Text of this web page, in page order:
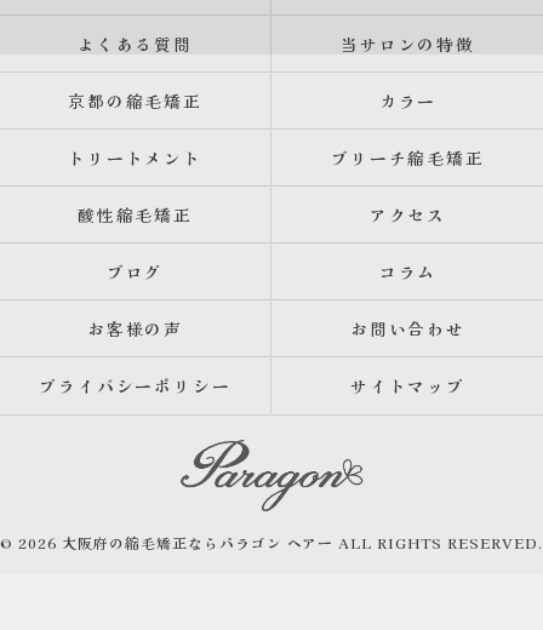
よくある質問 当サロンの特徴
京都の縮毛矯正 カラー
トリートメント ブリーチ縮毛矯正
酸性縮毛矯正 アクセス
ブログ コラム
お客様の声 お問い合わせ
プライバシーポリシー サイトマップ
© 2026 大阪府の縮毛矯正ならパラゴン ヘアー ALL RIGHTS RESERVED.